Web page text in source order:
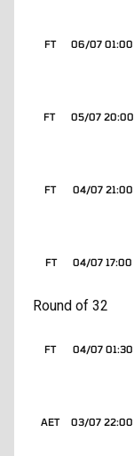
06/07 01:00
FT
05/07 20:00
FT
04/07 21:00
FT
04/07 17:00
FT
Round of 32
04/07 01:30
FT
03/07 22:00
AET